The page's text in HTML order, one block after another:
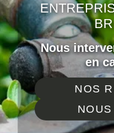
Nous
en
NOS